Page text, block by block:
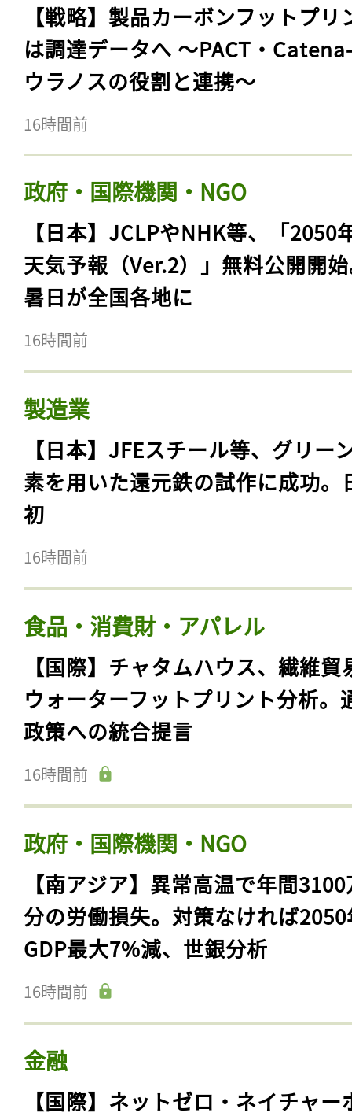
【戦略】製品カーボンフットプリ
は調達データへ 〜PACT・
ウラノスの役割と連携〜
16時間前
政府・国際機関・NGO
【日本】JCLPやNHK等、「2050
天気予報（Ver.2）」無料公開開
暑日が全国各地に
16時間前
製造業
【日本】JFEスチール等、グリー
素を用いた還元鉄の試作に成功。
初
16時間前
食品・消費財・アパレル
【国際】チャタムハウス、繊維貿
ウォーターフットプリント分析。
政策への統合提言
16時間前
政府・国際機関・NGO
【南アジア】異常高温で年間
分の労働損失。対策なければ
GDP最大7%減、世銀分析
16時間前
金融
【国際】ネットゼロ・ネイチャー